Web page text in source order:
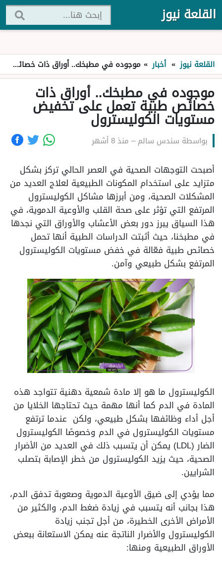
القلعة نيوز
القلعة نيوز » أخبار » موجوده في مطبخك.. أوراق ذات خصائص طبية تعمل على تخفيض مستويات الكوليسترول
موجوده في مطبخك.. أوراق ذات
خصائص طبية تعمل على تخفيض
مستويات الكوليسترول
بواسطة سندس سالم– منذ 8 أشهر
أصبحت التوجهات الصحية في العصر الحالي تركز بشكل
متزايد على استخدام المكونات الطبيعية لعلاج العديد من
المشكلات الصحية، ومن أبرزها مشاكل الكوليسترول
المرتفع التي تؤثر على صحة القلب والأوعية الدموية، في
هذا السياق يبرز دور بعض الأعشاب والأوراق التي نجدها
في مطبخنا، حيث أثبتت الدراسات الطبية أنها تحمل
خصائص طبية فعّالة في خفض مستويات الكوليسترول
المرتفع بشكل طبيعي وآمن.
الكوليسترول ما هو إلا مادة شمعية دهنية تتواجد هذه
المادة في الدم كما أنها مهمة حيث تحتاجها الخلايا من
أجل أداء وظائفها بشكل طبيعي، ولكن عندما ترتفع
مستويات الكوليسترول في الدم وخصوصًا الكوليسترول
الضار (LDL) يمكن أن يتسبب ذلك في العديد من الأضرار
الصحية، حيث يزيد الكوليسترول من خطر الإصابة بتصلب
الشرايين.
مما يؤدي إلى ضيق الأوعية الدموية وصعوبة تدفق الدم،
هذا بجانب أنه يتسبب في زيادة ضغط الدم، والكثير من
الأمراض الأخرى الخطيرة، من أجل تجنب زيادة
الكوليسترول والأضرار الناتجة عنه يمكن الاستعانة ببعض
الأوراق الطبيعية ومنها: